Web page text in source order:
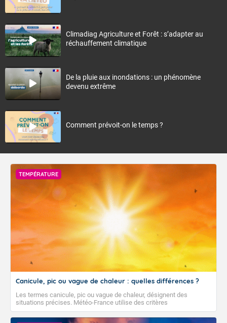
Climadiag Agriculture et Forêt : s’adapter au
réchauffement climatique
De la pluie aux inondations : un phénomène
devenu extrême
Comment prévoit-on le temps ?
TEMPÉRATURE
Canicule, pic ou vague de chaleur : quelles différences ?
Les termes canicule, pic ou vague de chaleur, désignent des
situations précises. Météo-France utilise des critères
climatologiques pour évaluer et qualifier les épisodes de chaleur qui
peuvent avoir des impacts sanitaires et socio-économiques